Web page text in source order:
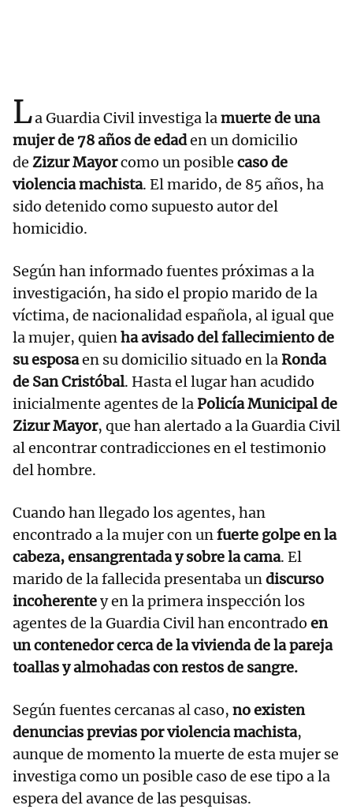
La Guardia Civil investiga lamuerte de una
mujer de 78 años de edaden un domicilio
de Zizur Mayorcomo un posible caso de
violencia machista. El marido, de 85 años, ha
sido detenido como supuesto autor del
homicidio.
Según han informado fuentes próximas a la
investigación, ha sido el propio marido de la
víctima, de nacionalidad española, al igual que
la mujer, quienha avisado del fallecimiento de
su esposaen su domicilio situado en laRonda
de San Cristóbal. Hasta el lugar han acudido
inicialmente agentes de laPolicía Municipal de
Zizur Mayor, que han alertado a la Guardia Civil
al encontrar contradicciones en el testimonio
del hombre.
Cuando han llegado los agentes, han
encontrado a la mujer con unfuerte golpe en la
cabeza, ensangrentada y sobre la cama. El
marido de la fallecida presentaba undiscurso
incoherentey en la primera inspección los
agentes de la Guardia Civil han encontrado en
un contenedor cerca de la vivienda de la pareja
toallas y almohadas con restos de sangre.
Según fuentes cercanas al caso, no existen
denuncias previas por violencia machista,
aunque de momento la muerte de esta mujer se
investiga como un posible caso de ese tipo a la
espera del avance de las pesquisas.